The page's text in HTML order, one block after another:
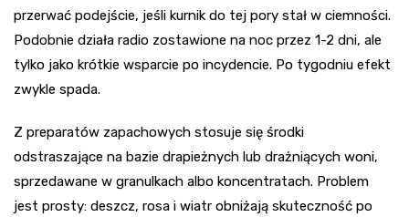
przerwać podejście, jeśli kurnik do tej pory stał w ciemności.
Podobnie działa radio zostawione na noc przez 1-2 dni, ale
tylko jako krótkie wsparcie po incydencie. Po tygodniu efekt
zwykle spada.
Z preparatów zapachowych stosuje się środki
odstraszające na bazie drapieżnych lub drażniących woni,
sprzedawane w granulkach albo koncentratach. Problem
jest prosty: deszcz, rosa i wiatr obniżają skuteczność po